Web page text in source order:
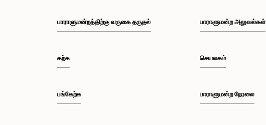
பாராளுமன்றத்திற்கு வருகை தருதல்
கற்க
பங்கேற்க
பாராளுமன்ற அலுவல்கள்
செயலகம்
பாராளுமன்ற நேரலை